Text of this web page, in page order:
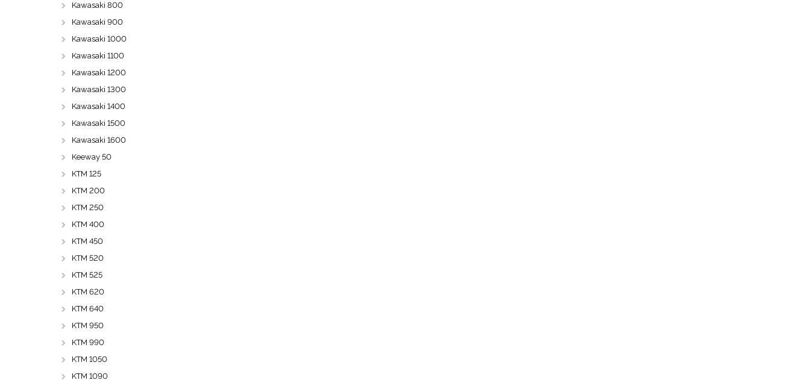
Kawasaki 800
Kawasaki 900
Kawasaki 1000
Kawasaki 1100
Kawasaki 1200
Kawasaki 1300
Kawasaki 1400
Kawasaki 1500
Kawasaki 1600
Keeway 50
KTM 125
KTM 200
KTM 250
KTM 400
KTM 450
KTM 520
KTM 525
KTM 620
KTM 640
KTM 950
KTM 990
KTM 1050
KTM 1090